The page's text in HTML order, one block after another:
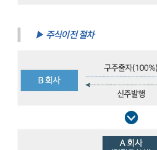
▶ 주식이전 절차